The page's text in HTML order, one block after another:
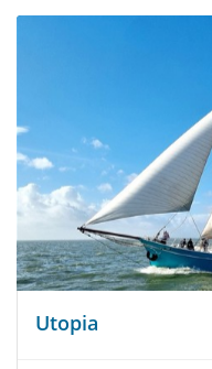
Utopia